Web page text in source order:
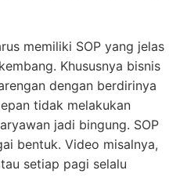
memiliki SOP yang jelas
Khususnya bisnis
dengan berdirinya
tidak melakukan
jadi bingung. SOP
bentuk. Video misalnya,
setiap pagi selalu